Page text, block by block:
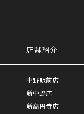
店舗紹介
中野駅前店
新中野店
新高円寺店